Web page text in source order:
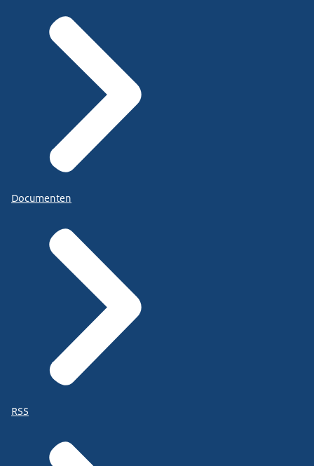
Documenten
RSS